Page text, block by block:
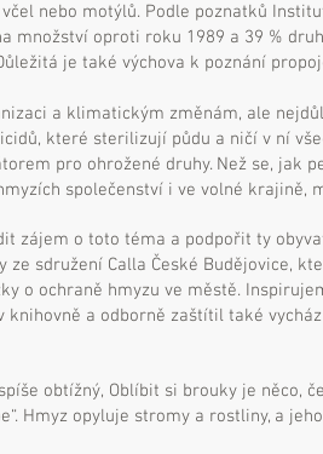
nebo motýlů. Podle poznatků
množství oproti roku 1989 a 39 %
je také výchova k poznání
a klimatickým změnám, ale
které sterilizují půdu a ničí v ní
pro ohrožené druhy. Než se, jak
společenství i ve volné
zájem o toto téma a podpořit ty
sdružení Calla České Budějovice,
o ochraně hmyzu ve městě.
knihovně a odborně zaštítil také
obtížný, Oblíbit si brouky je něco,
Hmyz opyluje stromy a rostliny, a